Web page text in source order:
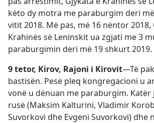
këto dy motra me paraburgim deri
vitit 2018. Më pas, më 16 nëntor 2018,
Krahinës së Leninskit ua zgjati me 3
paraburgimin deri më 19 shkurt 2019.
9 tetor, Kirov, Rajoni i Kirovit—Të
bastisën. Pesë pleq kongregacioni u
vonë u dënuan me paraburgim. Katër
rusë (Maksim Kalturini, Vladimir
Suvorkovi dhe Evgeni Suvorkovi) dhe